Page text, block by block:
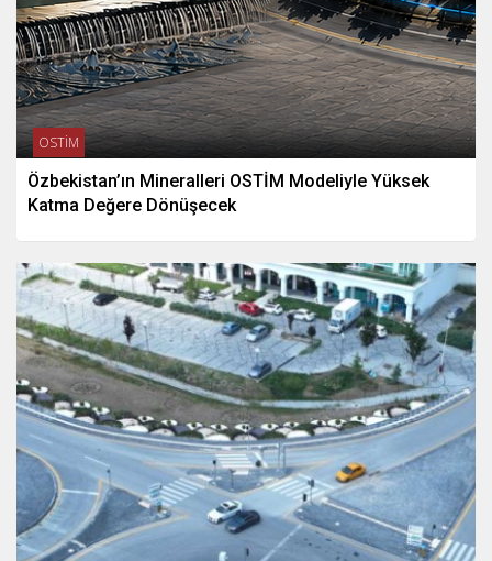
OSTİM
Özbekistan’ın Mineralleri OSTİM Modeliyle Yüksek
Katma Değere Dönüşecek